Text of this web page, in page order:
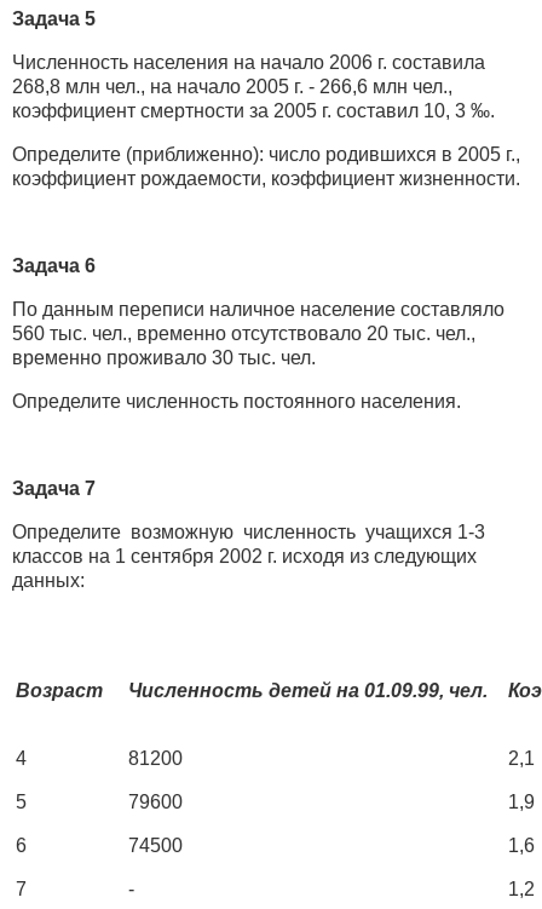
Задача 5
Численность населения на начало 2006 г. составила
268,8 млн чел., на начало 2005 г. - 266,6 млн чел.,
коэффициент смертности за 2005 г. составил 10, 3 ‰.
Определите (приближенно): число родившихся в 2005 г.,
коэффициент рождаемости, коэффициент жизненности.
Задача 6
По данным переписи наличное население составляло
560 тыс. чел., временно отсутствовало 20 тыс. чел.,
временно проживало 30 тыс. чел.
Определите численность постоянного населения.
Задача 7
Определите возможную численность учащихся 1-3
классов на 1 сентября 2002 г. исходя из следующих
данных:
Возраст Численность детей на 01.09.99, чел.
4
5
6
7
81200
79600
74500
-
2,1
1,9
1,6
1,2